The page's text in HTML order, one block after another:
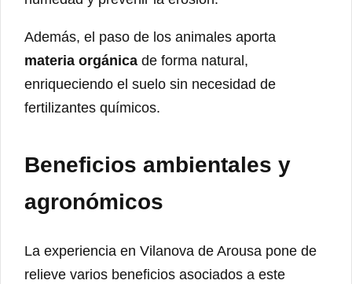
Además, el paso de los animales aporta
materia orgánica de forma natural,
enriqueciendo el suelo sin necesidad de
fertilizantes químicos.
Beneficios ambientales y
agronómicos
La experiencia en Vilanova de Arousa pone de
relieve varios beneficios asociados a este